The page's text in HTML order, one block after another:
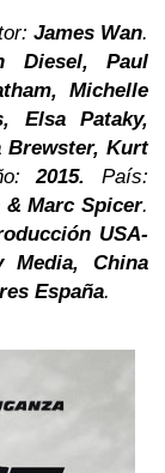
James Wan.
Diesel, Paul
Michelle
Elsa Pataky,
Brewster, Kurt
2015. País:
& Marc Spicer.
USA-
Media, China
España.